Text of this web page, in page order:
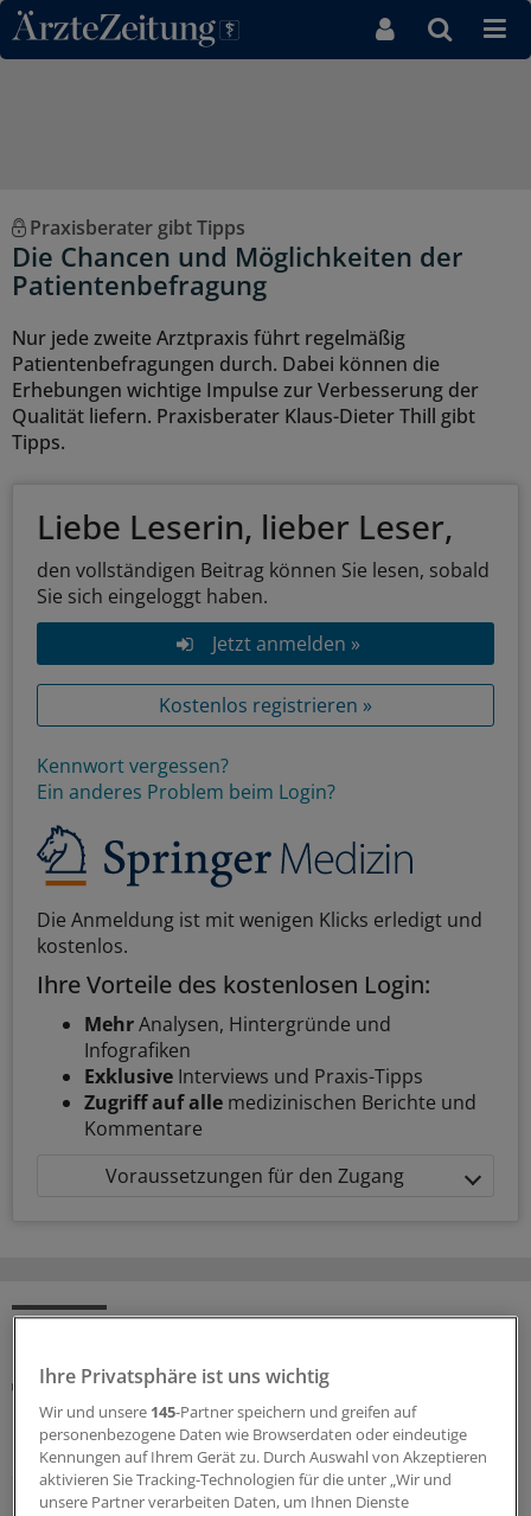
Direkt zum Inhaltsbereich
Praxisberater gibt Tipps
Die Chancen und Möglichkeiten der
Patientenbefragung
Nur jede zweite Arztpraxis führt regelmäßig
Patientenbefragungen durch. Dabei können die
Erhebungen wichtige Impulse zur Verbesserung der
Qualität liefern. Praxisberater Klaus-Dieter Thill gibt
Tipps.
Liebe Leserin, lieber Leser,
den vollständigen Beitrag können Sie lesen, sobald
Sie sich eingeloggt haben.
Jetzt anmelden »
Kostenlos registrieren »
Kennwort vergessen?
Ein anderes Problem beim Login?
Die Anmeldung ist mit wenigen Klicks erledigt und
kostenlos.
Ihre Vorteile des kostenlosen Login:
MehrAnalysen, Hintergründe und
Infografiken
Exklusive Interviews und Praxis-Tipps
Zugriff auf alle medizinischen Berichte und
Kommentare
Voraussetzungen für den Zugang
Tipps von einer Praxismanagerin
Effizientere Arztpraxis durch QM: Weniger
Papierchaos, mehr Struktur und Teamwork
Staubtrocken und lästige Pflicht? Von wegen!
Qualitätsmanagement macht Spaß, bietet ein
Ihre Privatsphäre ist uns wichtig
Wir und unsere 145-Partner speichern und greifen auf
personenbezogene Daten wie Browserdaten oder eindeutige
Kennungen auf Ihrem Gerät zu. Durch Auswahl von Akzeptieren
aktivieren Sie Tracking-Technologien für die unter „Wir und
unsere Partner verarbeiten Daten, um Ihnen Dienste